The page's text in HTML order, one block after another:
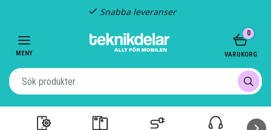
Snabba leveranser
MENY
0
VARUKORG